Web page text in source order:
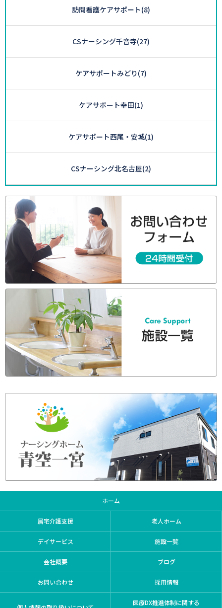
訪問看護ケアサポート(8)
CSナーシング千音寺(27)
ケアサポートみどり(7)
ケアサポート幸田(1)
ケアサポート西尾・安城(1)
CSナーシング北名古屋(2)
ホーム
居宅介護支援 老人ホーム
デイサービス 施設一覧
会社概要 ブログ
お問い合わせ 採用情報
医療DX推進体制に関する